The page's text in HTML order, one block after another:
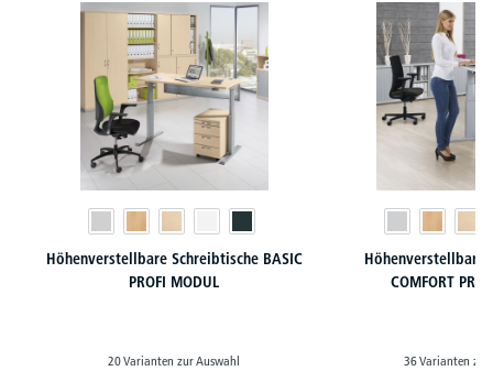
Höhenverstellbare Schreibtische BASIC
PROFI MODUL
20 Varianten zur Auswahl
Höhenverstellbare
COMFORT
36 Varianten zur